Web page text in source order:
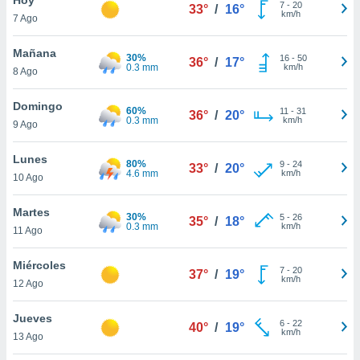
en
más
nuestra
de
cookies
aceptar
7 Ago
33° / 16° 7- 20
km/h
Mañana
8 Ago
30%
0.3 mm
36° / 17° 16- 50
km/h
Domingo
9 Ago
60%
0.3 mm
36° / 20° 11 - 31
km/h
Lunes
10 Ago
80%
4.6 mm
33° / 20° 9- 24
km/h
Martes
11 Ago
30%
0.3 mm
35° / 18° 5- 26
km/h
Miércoles
12 Ago
37° / 19° 7- 20
km/h
Jueves
13 Ago
40° / 19° 6- 22
km/h